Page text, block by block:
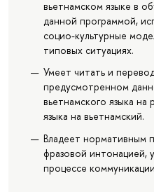
вьетнамском языке в
данной программой,
социо-культурные
типовых ситуациях.
Умеет читать и
предусмотренном
вьетнамского языка на
языка на вьетнамский.
Владеет нормативным
фразовой интонацией,
процессе